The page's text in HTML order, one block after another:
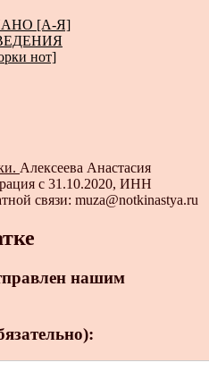
[А-Я]
нот]
Алексеева Анастасия
с 31.10.2020, ИНН
связи: muza@notkinastya.ru
нашим